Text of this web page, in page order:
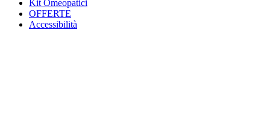
Kit Omeopatici
OFFERTE
Accessibilità